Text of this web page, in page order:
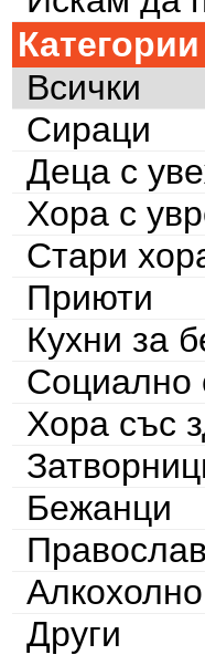
Категории
Всички
Сираци
Деца с
Хора с
Стари
Приюти
Кухни за
Социално
Хора със
Бежанци
Други